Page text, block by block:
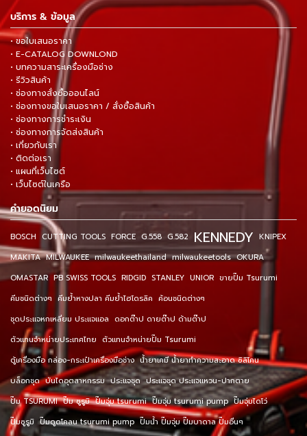
บริการ & ข้อมูล
• ขอใบเสนอราคา
• E-CATALOG DOWNLOND
• บทความสาระเครื่องมือช่าง
• รีวิวสินค้า
• ช่องทางสั่งซื้อออนไลน์
• ช่องทางขอใบเสนอราคา / สั่งซื้อสินค้า
• ช่องทางการชำระเงิน
• ช่องทางการจัดส่งสินค้า
• เกี่ยวกับเรา
• ติดต่อเรา
• แผนที่เว็บไซต์
• เว็บไซต์ในเครือ
คำยอดนิยม
BOSCH CUTTING TOOLS FORCE G.558 G.582 KENNEDY KNIPEX
MAKITA MILWAUKEE milwaukeethailand milwaukeetools OKURA
OMASTAR PB SWISS TOOLS RIDGID STANLEY UNIOR ขายปั๊ม Tsurumi
คีมชนิดต่างๆ คีมย้ำหางปลา คีมย้ำไฮโดรลิค ค้อนชนิดต่างๆ
ชุดประแจหกเหลี่ยม ประแจแอล ดอกต๊าป ดายต๊าป ด้ามต๊าป
ตัวแทนจำหน่ายประเทศไทย ตัวแทนจำหน่ายปั๊ม Tsurumi
ตู้เครื่องมือ กล่อง-กระเป๋าเครื่องมือช่าง น้ำยาเคมี น้ำยาทำความสะอาด ซิลิโคน
บล็อกชุด บันไดอุตสาหกรรม ประแจชุด ประแจชุด ประแจแหวน-ปากตาย
ปั๊ม TSURUMI ปั๊ม ซูรูมิ ปั๊มจุ่ม tsurumi ปั๊มจุ่ม tsurumi pump ปั๊มจุ่มไดโว่
ปั๊มซูรูมิ ปั๊มดูดโคลน tsurumi pump ปั๊มน้ำ ปั๊มจุ่ม ปั๊มบาดาล ปั๊มอื่นๆ